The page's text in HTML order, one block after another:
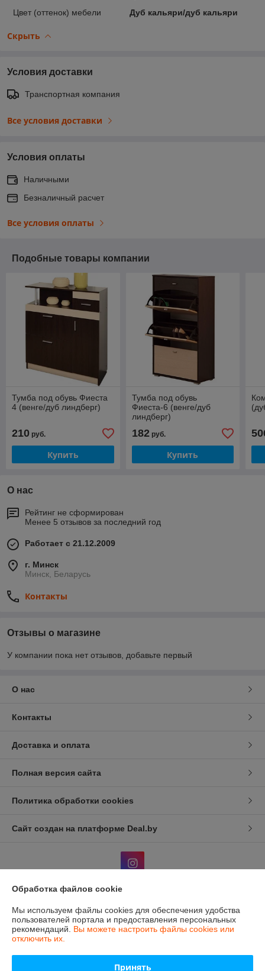
Цвет (оттенок) мебели
Дуб кальяри/дуб кальяри
Скрыть
Условия доставки
Транспортная компания
Все условия доставки
Условия оплаты
Наличными
Безналичный расчет
Все условия оплаты
Подобные товары компании
Тумба под обувь Фиеста
4 (венге/дуб линдберг)
210 руб.
Купить
Тумба под обувь
Фиеста-6 (венге/дуб
линдберг)
182руб.
Купить
О нас
Рейтинг не сформирован
Менее 5 отзывов за последний год
Работает с 21.12.2009
г. Минск
Минск, Беларусь
Контакты
Отзывы о магазине
У компании пока нет отзывов, добавьте первый
О нас
Контакты
Доставка и оплата
Полная версия сайта
Политика обработки cookies
Сайт создан на платформе Deal.by
Информация для покупателя
Индивидуальный предприниматель:ИП Жуковский В.Д.
г. Минск, Пр-т Партизанский 13, кв 78.
Регистрационный номер ЕГР: 193796385
Обработка файлов cookie
Мы используем файлы cookies для обеспечения удобства
пользователей портала и предоставления персональных
рекомендаций. Вы можете настроить файлы cookies или
отключить их.
Принять